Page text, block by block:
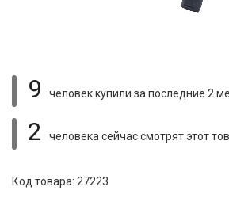
9 человек купили за последние 2
2 человека сейчас смотрятэтот
Код товара: 27223